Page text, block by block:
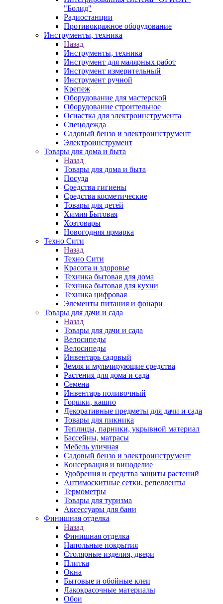
"Болид"
Радиостанции
Противокражное оборудование
Инструменты, техника
Назад
Инструменты, техника
Инструмент для малярных работ
Инструмент измерительный
Инструмент ручной
Крепеж
Оборудование для мастерской
Оборудование строительное
Оснастка для электроинструмента
Спецодежда
Садовый бензо и электроинструмент
Электроинструмент
Товары для дома и быта
Назад
Товары для дома и быта
Посуда
Средства гигиены
Средства косметические
Товары для детей
Химия Бытовая
Хозтовары
Новогодняя ярмарка
Техно Сити
Назад
Техно Сити
Красота и здоровье
Техника бытовая для дома
Техника бытовая для кухни
Техника цифровая
Элементы питания и фонари
Товары для дачи и сада
Назад
Товары для дачи и сада
Велосипеды
Велосипеды
Инвентарь садовый
Земля и мульчирующие средства
Растения для дома и сада
Семена
Инвентарь поливочный
Горшки, кашпо
Декоративные предметы для дачи и сада
Товары для пикника
Теплицы, парники, укрывной материал
Бассейны, матрасы
Мебель уличная
Садовый бензо и электроинструмент
Консервация и виноделие
Удобрения и средства защиты растений
Антимоскитные сетки, репелленты
Термометры
Товары для туризма
Аксессуары для бани
Финишная отделка
Назад
Финишная отделка
Напольные покрытия
Столярные изделия, двери
Плитка
Окна
Бытовые и обойные клеи
Лакокрасочные материалы
Обои